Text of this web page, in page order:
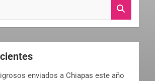
enviados a Chiapas este año